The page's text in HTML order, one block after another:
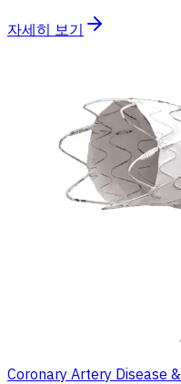
자세히 보기
Coronary Artery Disease